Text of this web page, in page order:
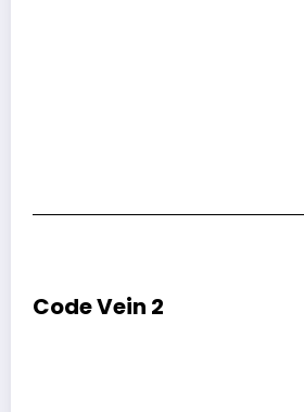
Code Vein 2